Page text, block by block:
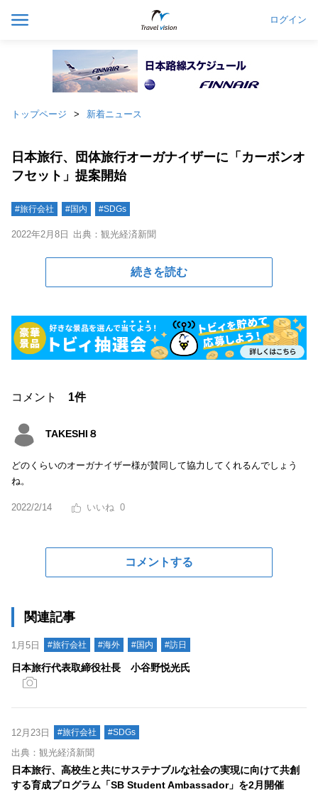
ログイン
トップページ 新着ニュース
日本旅行、団体旅行オーガナイザーに「カーボンオ
フセット」提案開始
#旅行会社 #国内 #SDGs
2022年2月8日 出典：観光経済新聞
続きを読む
コメント 1件
TAKESHI８
どのくらいのオーガナイザー様が賛同して協力してくれるんでしょう
ね。
2022/2/14 0
コメントする
関連記事
1月5日 #旅行会社 #海外 #国内 #訪日
日本旅行代表取締役社長 小谷野悦光氏
12月23日 #旅行会社 #SDGs
出典：観光経済新聞
日本旅行、高校生と共にサステナブルな社会の実現に向けて共創
する育成プログラム「SB Student Ambassador」を2月開催